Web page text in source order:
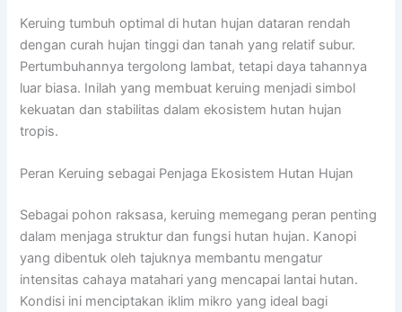
Keruing tumbuh optimal di hutan hujan dataran rendah
dengan curah hujan tinggi dan tanah yang relatif subur.
Pertumbuhannya tergolong lambat, tetapi daya tahannya
luar biasa. Inilah yang membuat keruing menjadi simbol
kekuatan dan stabilitas dalam ekosistem hutan hujan
tropis.
Peran Keruing sebagai Penjaga Ekosistem Hutan Hujan
Sebagai pohon raksasa, keruing memegang peran penting
dalam menjaga struktur dan fungsi hutan hujan. Kanopi
yang dibentuk oleh tajuknya membantu mengatur
intensitas cahaya matahari yang mencapai lantai hutan.
Kondisi ini menciptakan iklim mikro yang ideal bagi